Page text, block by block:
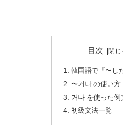
目次
韓国語で『〜し
〜거나 の使い方
거나 を使った例
初級文法一覧